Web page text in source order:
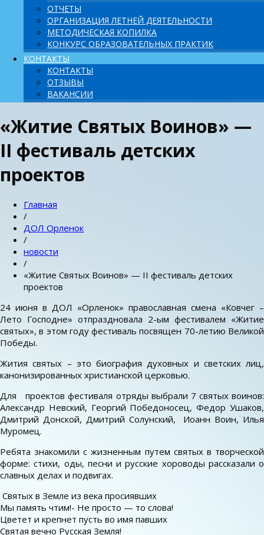
ОТЧЕТЫ
ОРГАНИЗАЦИЯ ЛЕТНЕЙ ДЕЯТЕЛЬНОСТИ
МЕТОДИЧЕСКАЯ КОПИЛКА
КОНКУРС ОБРАЗОВАТЕЛЬНЫХ ПРАКТИК
КОНТАКТЫ
КОНТАКТЫ
ОТЗЫВЫ
ВАКАНСИИ
«Житие Святых Воинов» —
II фестиваль детских
проектов
Главная
/
ДОЛ Орленок
/
новости
/
«Житие Святых Воинов» — II фестиваль детских
проектов
24 июня в ДОЛ «Орленок» православная смена «Ковчег –
Лето Господне» отпраздновала 2-ым фестивалем «Житие
святых», в этом году фестиваль посвящен 70-летию Великой
Победы.
Жития святых – это биография духовных и светских лиц,
канонизированных христианской церковью.
Для проектов фестиваля отряды выбрали 7 святых воинов:
Александр Невский, Георгий Победоносец, Федор Ушаков,
Дмитрий Донской, Дмитрий Солунский, Иоанн Воин, Илья
Муромец.
Ребята знакомили с жизненным путем святых в творческой
форме: стихи, оды, песни и русские хороводы рассказали о
славных делах и подвигах.
Святых в Земле из века просиявших
Мы память чтим!- Не просто — то слова!
Цветет и крепнет пусть во имя павших
Святая вечно Русская Земля!